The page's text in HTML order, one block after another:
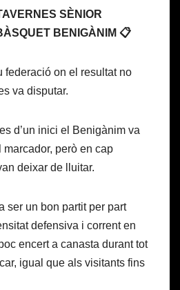
SÈNIOR
BENIGÀNIM 📋
federació on el resultat no
va disputar.
d’un inici el Benigànim va
marcador, però en cap
deixar de lluitar.
ser un bon partit per part
defensiva i corrent en
encert a canasta durant tot
igual que als visitants fins